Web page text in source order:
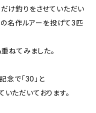
け釣りをさせていただい
の名作ルアーを投げて3匹
ねてみました。
念で「30」と
ただいております。